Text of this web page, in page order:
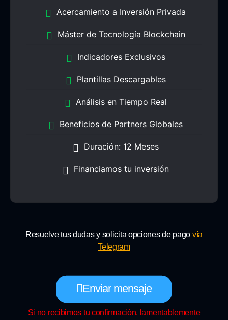
Acercamiento a Inversión Privada
Máster de Tecnología Blockchain
Indicadores Exclusivos
Plantillas Descargables
Análisis en Tiempo Real
Beneficios de Partners Globales
Duración: 12 Meses
Financiamos tu inversión
Resuelve tus dudas y solicita opciones de pago vía
Telegram
Enviar mensaje
Si no recibimos tu confirmación, lamentablemente